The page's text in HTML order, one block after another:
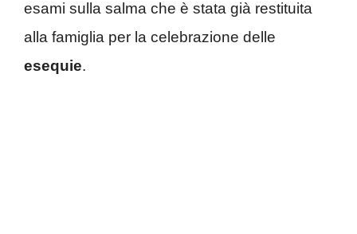
esami sulla salma che è stata già restituita
alla famiglia per la celebrazione delle
esequie.